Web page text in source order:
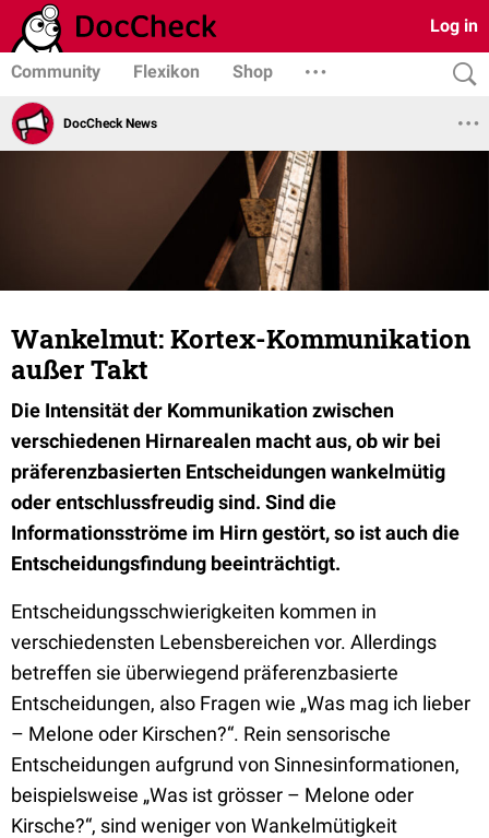
Log in
Community Flexikon Shop
DocCheck News
Wankelmut: Kortex-Kommunikation
außer Takt
Die Intensität der Kommunikation zwischen
verschiedenen Hirnarealen macht aus, ob wir bei
präferenzbasierten Entscheidungen wankelmütig
oder entschlussfreudig sind. Sind die
Informationsströme im Hirn gestört, so ist auch die
Entscheidungsfindung beeinträchtigt.
Entscheidungsschwierigkeiten kommen in
verschiedensten Lebensbereichen vor. Allerdings
betreffen sie überwiegend präferenzbasierte
Entscheidungen, also Fragen wie „Was mag ich lieber
– Melone oder Kirschen?“. Rein sensorische
Entscheidungen aufgrund von Sinnesinformationen,
beispielsweise „Was ist grösser – Melone oder
Kirsche?“, sind weniger von Wankelmütigkeit